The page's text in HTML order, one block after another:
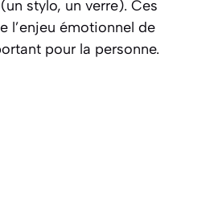
stylo, un verre). Ces
l’enjeu émotionnel de
pour la personne.